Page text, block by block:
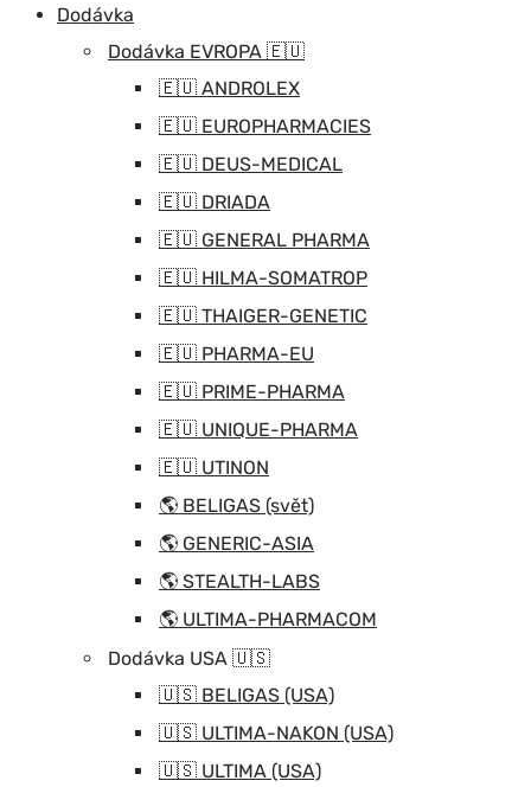
Dodávka
Dodávka EVROPA 🇪🇺
🇪🇺 ANDROLEX
🇪🇺 EUROPHARMACIES
🇪🇺 DEUS-MEDICAL
🇪🇺 DRIADA
🇪🇺 GENERAL PHARMA
🇪🇺 HILMA-SOMATROP
🇪🇺 THAIGER-GENETIC
🇪🇺 PHARMA-EU
🇪🇺 PRIME-PHARMA
🇪🇺 UNIQUE-PHARMA
🇪🇺 UTINON
🌎 BELIGAS (svět)
🌎 GENERIC-ASIA
🌎 STEALTH-LABS
🌎 ULTIMA-PHARMACOM
Dodávka USA 🇺🇸
🇺🇸 BELIGAS (USA)
🇺🇸 ULTIMA-NAKON (USA)
🇺🇸 ULTIMA (USA)